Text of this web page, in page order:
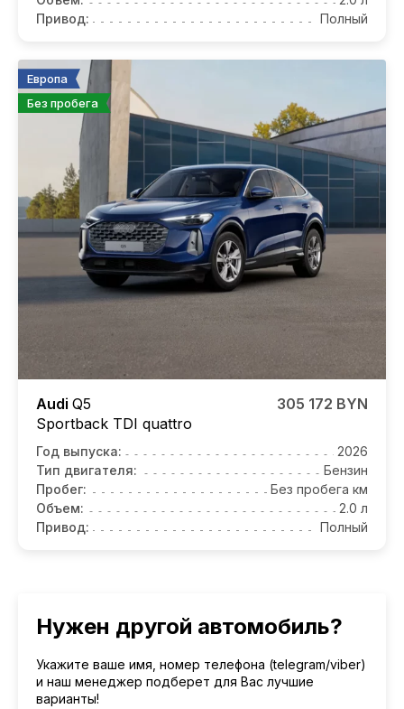
Привод:
Полный
Европа
Без пробега
Audi Q5
Sportback TDI quattro
305 172 BYN
Год выпуска:
2026
Тип двигателя:
Бензин
Пробег:
Без пробега км
Объем:
2.0 л
Привод:
Полный
Нужен другой автомобиль?
Укажите ваше имя, номер телефона (telegram/viber)
и наш менеджер подберет для Вас лучшие
варианты!